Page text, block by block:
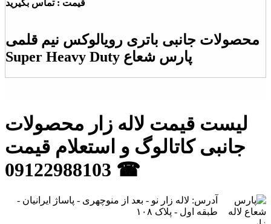
قیمت : تماس بگیرید
محصولات جانبی باتری رویالوکس نیم قلمی
Super Heavy Duty پارس شعاع
لیست قیمت لاله زار محصولات
جانبی کاتالوگ و استعلام قیمت
09122988103 ☎
آدرس: لاله زار نو - بعد از منوچهری - پاساژ ایرانیان -
طبقه اول - پلاک ۱۰۸